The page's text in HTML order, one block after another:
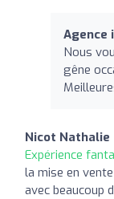
Agence
Nous
gêne
Nicot Nathalie
Expérience
la mise en
avec beaucoup